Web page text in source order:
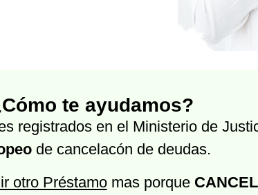
te ayudamos?
registrados en el Ministerio de
de cancelacón de deudas.
otro Préstamomas porque